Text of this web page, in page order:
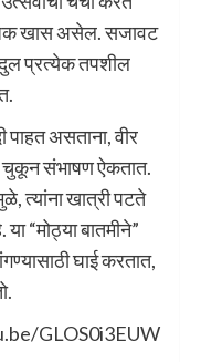
खास असेल. सजावट
प्रत्येक तपशील
पाहत असताना, वीर
चुकून संभाषण ऐकतात.
त्यांना खात्री पटते
“मोठ्या बातमीने”
घाई करतात,
GLOS0i3EUW